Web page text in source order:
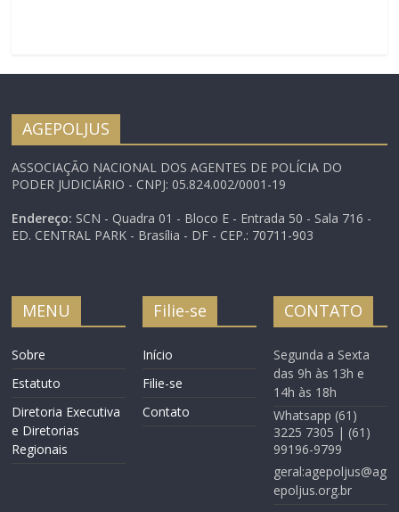
novembroO governo
consenso para votar o
Projeto de Lei 1992/07,
que cria a previdência
complementar dos
servidores públicos. De
AGEPOLJUS
ASSOCIAÇÃO NACIONAL DOS AGENTES DE POLÍCIA DO
PODER JUDICIÁRIO - CNPJ: 05.824.002/0001-19
Endereço: SCN - Quadra 01 - Bloco E - Entrada 50 - Sala 716 -
ED. CENTRAL PARK - Brasília - DF - CEP.: 70711-903
MENU
Sobre
Estatuto
Diretoria Executiva
e Diretorias
Regionais
Filie-se
Início
Filie-se
Contato
CONTATO
Segunda a Sexta
das 9h às 13h e
14h às 18h
Whatsapp (61)
3225 7305 | (61)
99196-9799
geral:agepoljus@ag
epoljus.org.br